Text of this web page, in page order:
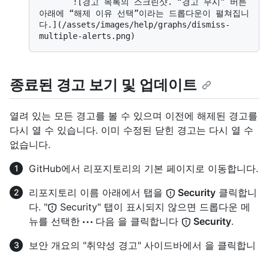
아래에 “해제 이유 선택”이라는 드롭다운이 펼쳐집니
다.](/assets/images/help/graphs/dismiss-
종료된 경고 보기 및 업데이트
열려 있는 모든 경고를 볼 수 있으며 이전에 해제된 경고를
다시 열 수 있습니다. 이미 수정된 닫힌 경고는 다시 열 수
없습니다.
GitHub에서 리포지토리의 기본 페이지로 이동합니다.
리포지토리 이름 아래에서 탭을
Security 클릭합니
다. "
Security" 탭이 표시되지 않으면 드롭다운 메
뉴를 선택한
다음 을 클릭합니다 Security.
보안 개요의 "취약성 경고" 사이드바에서 을 클릭합니